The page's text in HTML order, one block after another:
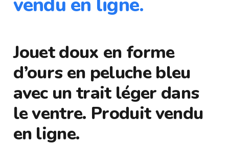
Jouet doux en forme
d’ours en peluche bleu
avec un trait léger dans
le ventre. Produit vendu
en ligne.